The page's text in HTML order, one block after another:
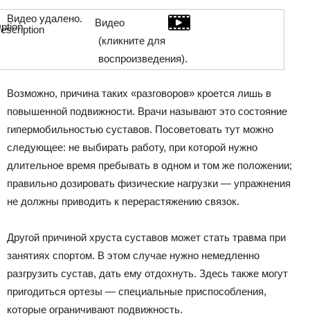
Видео удалено.
Видео
(кликните для
воспроизведения).
Возможно, причина таких «разговоров» кроется лишь в
повышенной подвижности. Врачи называют это состояние
гипермобильностью суставов. Посоветовать тут можно
следующее: не выбирать работу, при которой нужно
длительное время пребывать в одном и том же положении;
правильно дозировать физические нагрузки — упражнения
не должны приводить к перерастяжению связок.
Другой причиной хруста суставов может стать травма при
занятиях спортом. В этом случае нужно немедленно
разгрузить сустав, дать ему отдохнуть. Здесь также могут
пригодиться ортезы — специальные приспособления,
которые ограничивают подвижность.